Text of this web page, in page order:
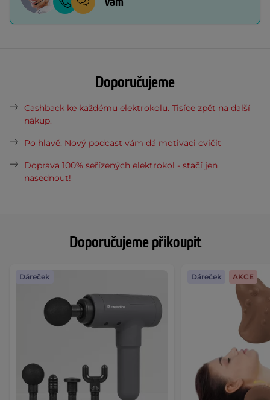
Doporučujeme přikoupit
Dáreček Dáreček AKCE
Doporučujeme
Cashback ke každému elektrokolu. Tisíce zpět na další
nákup.
Po hlavě: Nový podcast vám dá motivaci cvičit
Doprava 100% seřízených elektrokol - stačí jen
nasednout!